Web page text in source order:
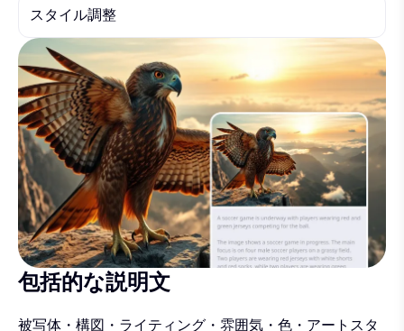
スタイル調整
包括的な説明文
被写体・構図・ライティング・雰囲気・色・アートスタ